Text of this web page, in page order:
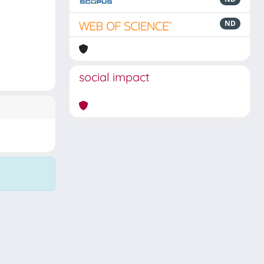
ND
social impact